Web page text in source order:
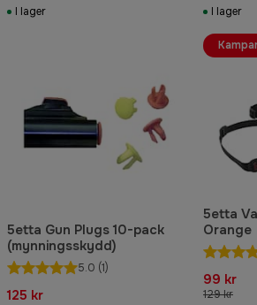
I lager I lager
5etta Gun Plugs 10-pack
(mynningsskydd)
5.0 (1)
125 kr
5etta
Orange
99 kr
129 kr